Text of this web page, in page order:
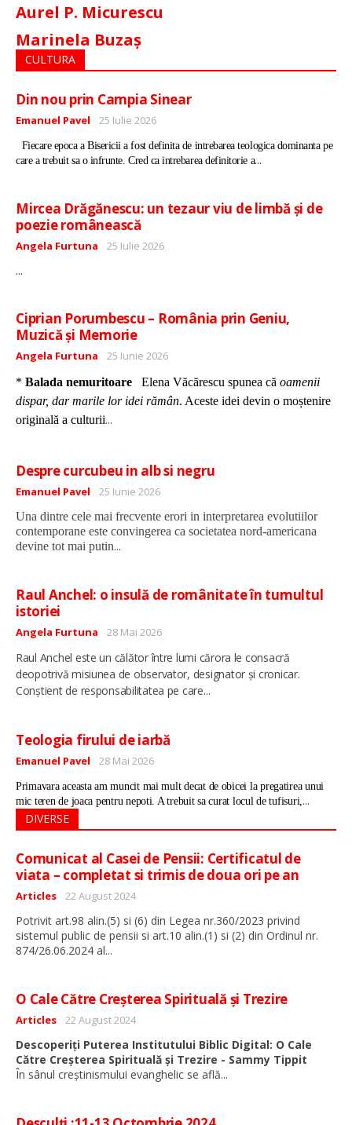
Aurel P. Micurescu
Marinela Buzaș
CULTURA
Din nou prin Campia Sinear
Detalii
Emanuel Pavel 25 Iulie 2026
Fiecare epoca a Bisericii a fost definita de intrebarea teologica dominanta pe
care a trebuit sa o infrunte. Cred ca intrebarea definitorie a...
Mircea Drăgănescu: un tezaur viu de limbă și de
poezie românească
Detalii
Angela Furtuna 25 Iulie 2026
...
Ciprian Porumbescu – România prin Geniu,
Muzică și Memorie
Detalii
Angela Furtuna 25 Iunie 2026
* Balada nemuritoare Elena Văcărescu spunea că oamenii
dispar, dar marile lor idei rămân. Aceste idei devin o moștenire
originală a culturii...
Despre curcubeu in alb si negru
Detalii
Emanuel Pavel 25 Iunie 2026
Una dintre cele mai frecvente erori in interpretarea evolutiilor
contemporane este convingerea ca societatea nord-americana
devine tot mai putin...
Raul Anchel: o insulă de românitate în tumultul
istoriei
Detalii
Angela Furtuna 28 Mai 2026
Raul Anchel este un călător între lumi cărora le consacră
deopotrivă misiunea de observator, designator și cronicar.
Conștient de responsabilitatea pe care...
Teologia firului de iarbă
Detalii
Emanuel Pavel 28 Mai 2026
Primavara aceasta am muncit mai mult decat de obicei la pregatirea unui
mic teren de joaca pentru nepoti. A trebuit sa curat locul de tufisuri, ...
DIVERSE
Comunicat al Casei de Pensii: Certificatul de
viata – completat si trimis de doua ori pe an
Detalii
Articles 22 August 2024
Potrivit art.98 alin.(5) si (6) din Legea nr.360/2023 privind
sistemul public de pensii si art.10 alin.(1) si (2) din Ordinul nr.
874/26.06.2024 al...
O Cale Către Creșterea Spirituală și Trezire
Detalii
Articles 22 August 2024
Descoperiți Puterea Institutului Biblic Digital: O Cale
Către Creșterea Spirituală și Trezire - Sammy Tippit
În sânul creștinismului evanghelic se află...